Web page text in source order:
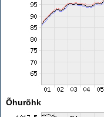
Õhurõhk